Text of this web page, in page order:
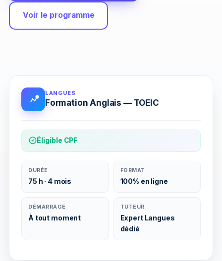
Voir le programme
LANGUES
Formation Anglais — TOEIC
Éligible CPF
DURÉE
75 h · 4 mois
FORMAT
100% en ligne
DÉMARRAGE
À tout moment
TUTEUR
Expert Langues
dédié